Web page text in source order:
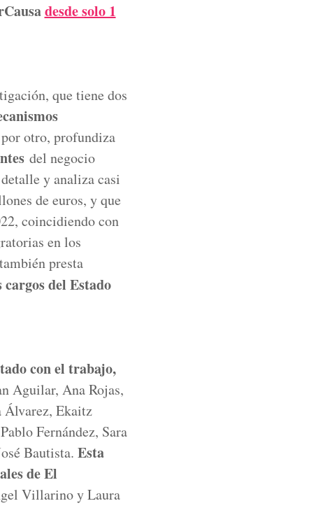
desde solo 1
que tiene dos
otro, profundiza
del negocio
y analiza casi
de euros, y que
coincidiendo con
en los
presta
cargos del Estado
con el trabajo,
Aguilar, Ana Rojas,
Álvarez, Ekaitz
Fernández, Sara
Bautista. Esta
de El
Villarino y Laura